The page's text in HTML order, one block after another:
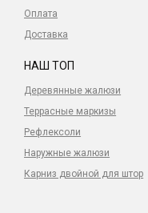
Оплата
Доставка
НАШ ТОП
Деревянные жалюзи
Террасные маркизы
Рефлексоли
Наружные жалюзи
Карниз двойной для штор